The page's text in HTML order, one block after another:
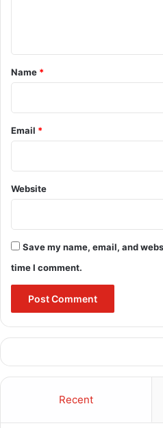
*
Name *
Email *
Website
Save my name, email, and
time I comment.
Recent